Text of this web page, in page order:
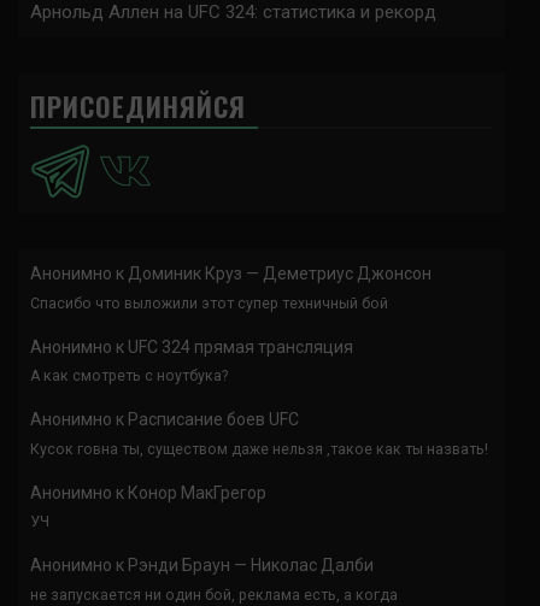
Арнольд Аллен на UFC 324: статистика и рекорд
ПРИСОЕДИНЯЙСЯ
Анонимно к Доминик Круз — Деметриус Джонсон
Спасибо что выложили этот супер техничный бой
Анонимно к UFC 324 прямая трансляция
А как смотреть с ноутбука?
Анонимно к Расписание боев UFC
Кусок говна ты, существом даже нельзя ,такое как ты назвать!
Анонимно к Конор МакГрегор
УЧ
Анонимно к Рэнди Браун — Николас Далби
не запускается ни один бой, реклама есть, а когда